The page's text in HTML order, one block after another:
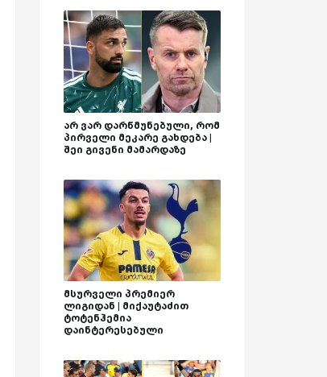
არ ვარ დარწმუნებული, რომ
პირველი მეკარე გახდება |
შეი გივენი მამარდაზე
მსურველი პრემიერ
ლიგიდან | მიქაუტაძით
ტოტენჰემია
დაინტერესებული